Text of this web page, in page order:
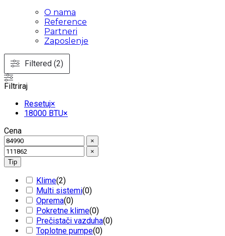
O nama
Reference
Partneri
Zaposlenje
Filtered (2)
Filtriraj
Resetuj×
18000 BTU×
Cena
×
×
Tip
Klime(2)
Multi sistemi(0)
Oprema(0)
Pokretne klime(0)
Prečistači vazduha(0)
Toplotne pumpe(0)